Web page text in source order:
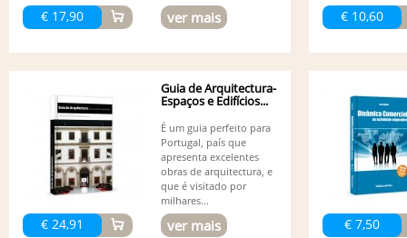
€ 17,90 ver mais € 10,60
€ 24,91
Guia de Arquitectura-
Espaços e Edifícios...
É um guia perfeito para
Portugal, país que
apresenta excelentes
obras de arquitectura, e
que é visitado por
milhares...
ver mais € 7,50